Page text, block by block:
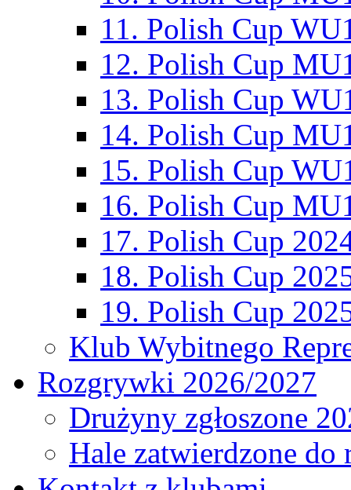
11. Polish Cup
12. Polish Cup
13. Polish Cup
14. Polish Cup
15. Polish Cup
16. Polish Cup
17. Polish Cup
18. Polish Cup
19. Polish Cup
Klub Wybitnego
Rozgrywki 2026/2027
Drużyny zgłoszone
Hale zatwierdzone